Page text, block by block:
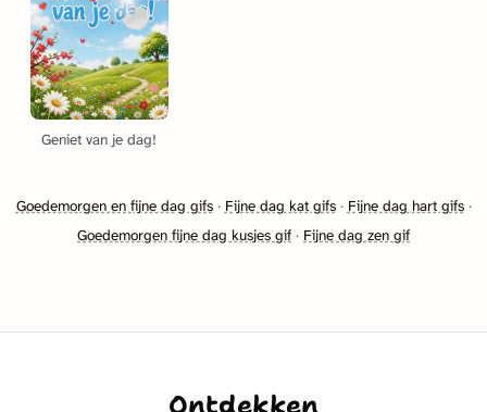
Geniet van je dag!
Goedemorgen en fijne dag gifs· Fijne dag kat gifs· Fijne dag hart gifs·
Goedemorgen fijne dag kusjes gif · Fijne dag zen gif